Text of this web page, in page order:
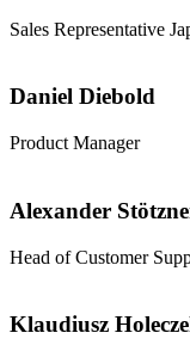
Sales Representative
Daniel Diebold
Product Manager
Alexander
Head of Customer
Klaudiusz